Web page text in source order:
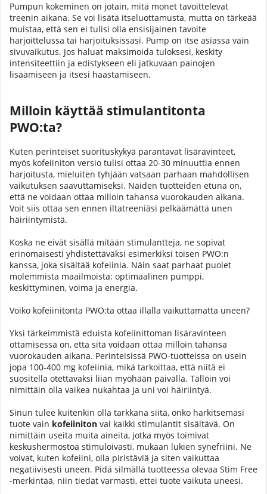
Pumpun kokeminen on jotain, mitä monet tavoittelevat
treenin aikana. Se voi lisätä itseluottamusta, mutta on tärkeää
muistaa, että sen ei tulisi olla ensisijainen tavoite
harjoittelussa tai harjoituksissasi. Pump on itse asiassa vain
sivuvaikutus. Jos haluat maksimoida tuloksesi, keskity
intensiteettiin ja edistykseen eli jatkuvaan painojen
lisäämiseen ja itsesi haastamiseen.
Milloin käyttää stimulantitonta
PWO:ta?
Kuten perinteiset suorituskykyä parantavat lisäravinteet,
myös kofeiiniton versio tulisi ottaa 20-30 minuuttia ennen
harjoitusta, mieluiten tyhjään vatsaan parhaan mahdollisen
vaikutuksen saavuttamiseksi. Näiden tuotteiden etuna on,
että ne voidaan ottaa milloin tahansa vuorokauden aikana.
Voit siis ottaa sen ennen iltatreeniäsi pelkäämättä unen
häiriintymistä.
Koska ne eivät sisällä mitään stimulantteja, ne sopivat
erinomaisesti yhdistettäväksi esimerkiksi toisen PWO:n
kanssa, joka sisältää kofeiinia. Näin saat parhaat puolet
molemmista maailmoista: optimaalinen pumppi,
keskittyminen, voima ja energia.
Voiko kofeiinitonta PWO:ta ottaa illalla vaikuttamatta uneen?
Yksi tärkeimmistä eduista kofeiinittoman lisäravinteen
ottamisessa on, että sitä voidaan ottaa milloin tahansa
vuorokauden aikana. Perinteisissä PWO-tuotteissa on usein
jopa 100-400 mg kofeiinia, mikä tarkoittaa, että niitä ei
suositella otettavaksi liian myöhään päivällä. Tällöin voi
nimittäin olla vaikea nukahtaa ja uni voi häiriintyä.
Sinun tulee kuitenkin olla tarkkana siitä, onko harkitsemasi
tuote vain kofeiiniton vai kaikki stimulantit sisältävä. On
nimittäin useita muita aineita, jotka myös toimivat
keskushermostoa stimuloivasti, mukaan lukien synefriini. Ne
voivat, kuten kofeiini, olla piristäviä ja siten vaikuttaa
negatiivisesti uneen. Pidä silmällä tuotteessa olevaa Stim Free
-merkintää, niin tiedät varmasti, ettei tuote vaikuta uneesi.